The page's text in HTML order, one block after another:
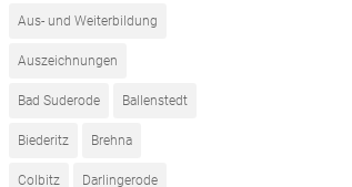
Aus- und Weiterbildung
Auszeichnungen
Bad Suderode Ballenstedt
Biederitz Brehna
Colbitz Darlingerode